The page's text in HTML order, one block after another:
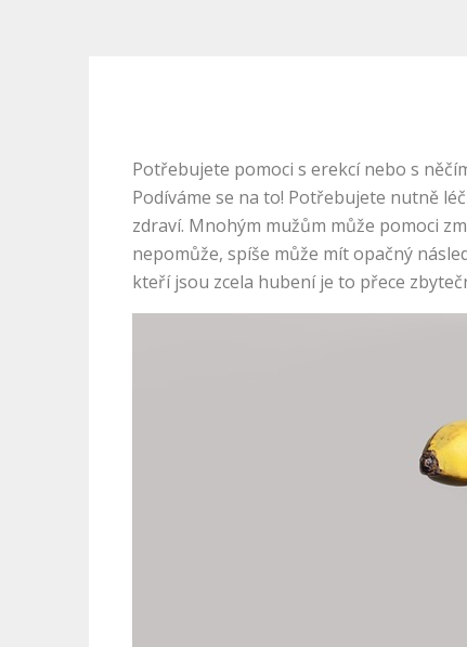
Potřebujete pomoci s erekcí nebo s
Podíváme se na to! Potřebujete nutně
zdraví. Mnohým mužům může pomoci
nepomůže, spíše může mít opačný
kteří jsou zcela hubení je to přece